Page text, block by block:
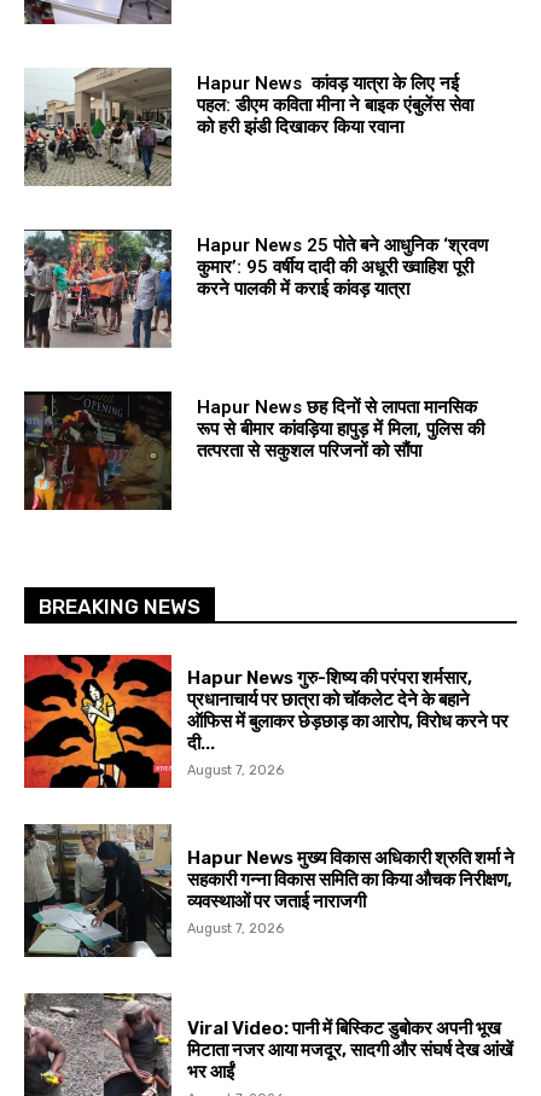
Hapur News कांवड़ यात्रा के लिए नई
पहल: डीएम कविता मीना ने बाइक एंबुलेंस सेवा
को हरी झंडी दिखाकर किया रवाना
Hapur News 25 पोते बने आधुनिक ‘श्रवण
कुमार’: 95 वर्षीय दादी की अधूरी ख्वाहिश पूरी
करने पालकी में कराई कांवड़ यात्रा
Hapur News छह दिनों से लापता मानसिक
रूप से बीमार कांवड़िया हापुड़ में मिला, पुलिस की
तत्परता से सकुशल परिजनों को सौंपा
BREAKING NEWS
Hapur News गुरु-शिष्य की परंपरा शर्मसार,
प्रधानाचार्य पर छात्रा को चॉकलेट देने के बहाने
ऑफिस में बुलाकर छेड़छाड़ का आरोप, विरोध करने पर
दी...
August 7, 2026
Hapur News मुख्य विकास अधिकारी श्रुति शर्मा ने
सहकारी गन्ना विकास समिति का किया औचक निरीक्षण,
व्यवस्थाओं पर जताई नाराजगी
August 7, 2026
Viral Video: पानी में बिस्किट डुबोकर अपनी भूख
मिटाता नजर आया मजदूर, सादगी और संघर्ष देख आंखें
भर आईं